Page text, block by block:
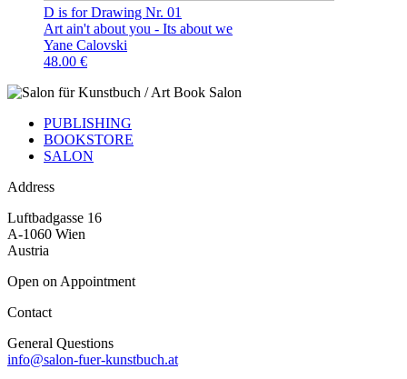
D is for Drawing Nr. 01
Art ain't about you - Its about we
Yane Calovski
48.00 €
PUBLISHING
BOOKSTORE
SALON
Address
Luftbadgasse 16
A-1060 Wien
Austria
Open on Appointment
Contact
General Questions
info@salon-fuer-kunstbuch.at